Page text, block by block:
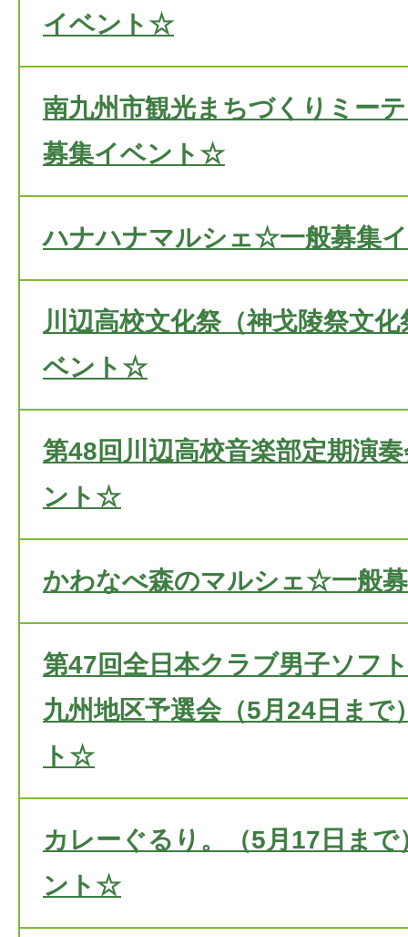
イベント☆
南九州市観光まちづくりミー
募集イベント☆
ハナハナマルシェ☆一般募集
川辺高校文化祭（神戈陵祭文
ベント☆
第48回川辺高校音楽部定期演
ント☆
かわなべ森のマルシェ☆一般
第47回全日本クラブ男子ソフ
九州地区予選会（5月24日ま
ト☆
カレーぐるり。（5月17日ま
ント☆